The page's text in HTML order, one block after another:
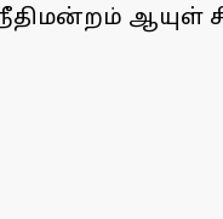
நீதிமன்றம்